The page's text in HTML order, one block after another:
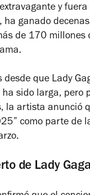
y
ganado
de 170 millones
que Lady
sido larga,
la artista anunció
como parte de
de Lady